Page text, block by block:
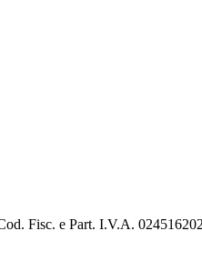
Fisc. e Part. I.V.A.